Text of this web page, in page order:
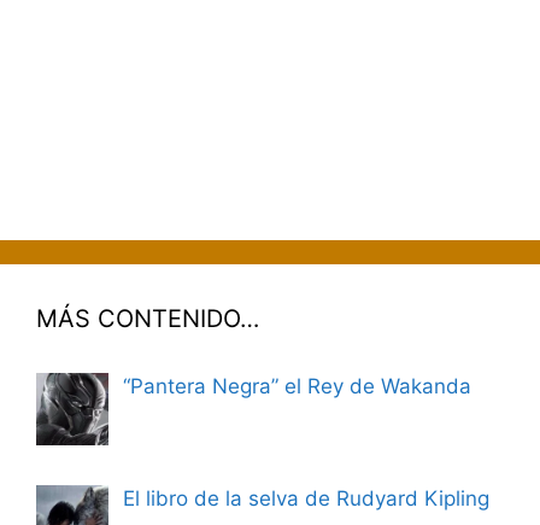
MÁS CONTENIDO…
“Pantera Negra” el Rey de Wakanda
El libro de la selva de Rudyard Kipling